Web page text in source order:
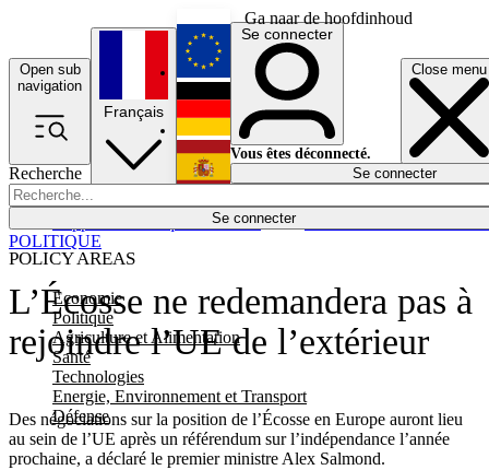
Ga naar de hoofdinhoud
Open sub
navigation
Close menu
Recherche
Se connecter
POLICY AREAS
Economie
Politique
Agriculture et Alimentation
Santé
Technologies
Energie, Environnement et Transport
Défense
Économie
Français
English
Deutsch
Español
Se connecter
Vous êtes déconnecté.
Se connecter
L’Écosse ne redemandera pas à
rejoindre l’UE de l’extérieur
Des négociations sur la position de l’Écosse en Europe auront lieu
au sein de l’UE après un référendum sur l’indépendance l’année
prochaine, a déclaré le premier ministre Alex Salmond.
POLITIQUE